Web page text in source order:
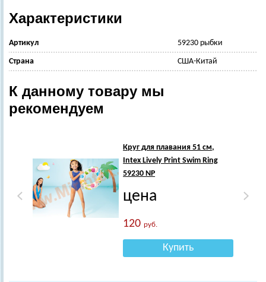
Характеристики
Артикул 59230 рыбки
Страна США-Китай
К данному товару мы
рекомендуем
Круг для плавания 51 см,
Intex Lively Print Swim Ring
59230 NP
цена
120руб.
Купить